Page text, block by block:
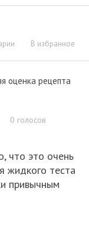
В избранное
оценка рецепта
0 голосов
что это очень
жидкого теста
привычным